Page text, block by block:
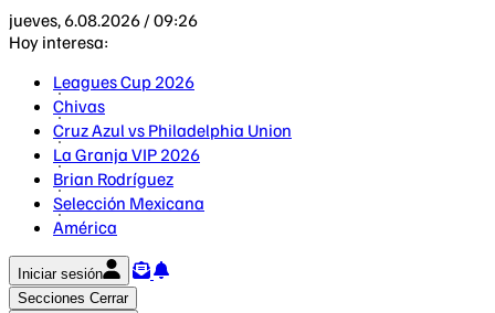
jueves, 6.08.2026 / 09:26
Hoy interesa:
Leagues Cup 2026
Chivas
Cruz Azul vs Philadelphia Union
La Granja VIP 2026
Brian Rodríguez
Selección Mexicana
América
Iniciar sesión
Secciones Cerrar